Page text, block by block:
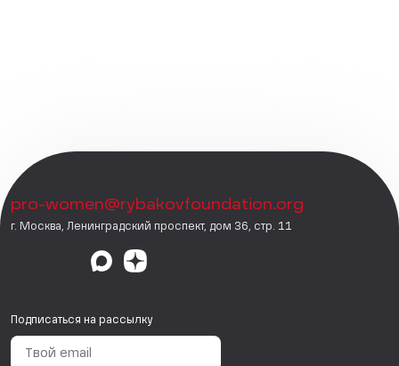
pro-women@rybakovfoundation.org
г. Москва, Ленинградский проспект, дом 36, стр. 11
Подписаться на рассылку